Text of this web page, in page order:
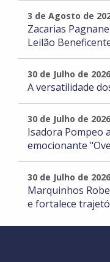
3 de Agosto de
Zacarias
Leilão
30 de Julho de 2026
A versatilidade
30 de Julho de 2026
Isadora Pompeo
emocionante
30 de Julho de 2026
Marquinhos
e fortalece